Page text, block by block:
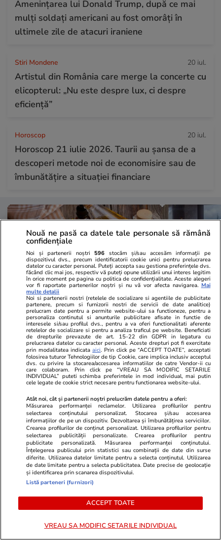
Amenințarea lui Donald Trump, după ce mai
mulți soldați americani au fost omorâți în
ultimele zile de atacuri iraniene
Stiri Mondene 20 iul.
Artistul din România care merge la concerte cu
elicopterul: „Nu este despre lux, ci despre
eficiență”
Horoscop 20 iul.
Horoscop 21 iulie 2026. Taurii au șansa de a
descoperi metode noi de economisire sau de
îmbunătățire a situației financiare
Lifestyle 09:00
Ulei de floarea soarelui –
proprietăţi, beneficii, utilizări,
precauţii
Vacanțe și
Cât costă o
hotelul de 5
1400, în
Lifestyle 18 iul.
Semnele deshidratării și cum să
o previi
Nouă ne pasă ca datele tale personale să rămână
confidențiale
Noi și partenerii noștri 596 stocăm și/sau accesăm informații pe
dispozitivul dvs., precum identificatorii cookie unici pentru prelucrarea
datelor cu caracter personal. Puteți accepta sau gestiona preferințele dvs.
făcând clic mai jos, respectiv vă puteți opune utilizării unui interes legitim
în orice moment pe pagina cu politica de confidențialitate. Aceste alegeri
vor fi raportate partenerilor noștri și nu vă vor afecta navigarea. Mai
multe detalii
Noi si partenerii nostri (retelele de socializare si agentiile de publicitate
partenere, precum si furnizorii nostri de servicii de date analitice)
prelucram date pentru a permite website-ului sa functioneze, pentru a
personaliza continutul si anunturile publicitare afisate in functie de
interesele si/sau profilul dvs., pentru a va oferi functionalitati aferente
retelelor de socializare si pentru a analiza traficul pe website. Beneficiati
de drepturile prevazute de art. 15-22 din GDPR in legatura cu
prelucrarea datelor cu caracter personal. Aceste drepturi pot fi exercitate
prin modalitatea indicataaici. Prin click pe “ACCEPT TOATE”, acceptati
folosirea tuturor Tehnologiilor de tip Cookie, care implica inclusiv acceptul
dvs. cu privire la stocarea/accesarea informatiilor de catre Vendor-ii cu
care colaboram. Prin click pe “VREAU SA MODIFIC SETARILE
INDIVIDUAL” puteti schimba preferintele in mod individual, mai putin
cele legate de cookie strict necesare pentru functionarea website-ului.
Atât noi, cât și partenerii noștri prelucrăm datele pentru a oferi:
Măsurarea performanței reclamelor. Utilizarea profilurilor pentru
selectarea conținutului personalizat. Stocarea și/sau accesarea
informațiilor de pe un dispozitiv. Dezvoltarea și îmbunătățirea serviciilor.
Crearea profilurilor de conținut personalizat. Utilizarea profilurilor pentru
selectarea publicității personalizate. Crearea profilurilor pentru
publicitate personalizată. Măsurarea performanței conținutului.
Înțelegerea publicului prin statistici sau combinații de date din surse
diferite. Utilizarea datelor limitate pentru a selecta conținutul. Utilizarea
de date limitate pentru a selecta publicitatea. Date precise de geolocație
și identificarea prin scanarea dispozitivului.
Listă parteneri (furnizori)
ACCEPT TOATE
VREAU SA MODIFIC SETARILE INDIVIDUAL